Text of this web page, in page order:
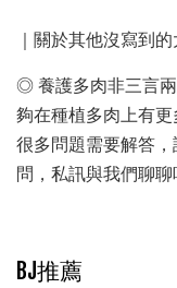
｜關於其他沒寫到的
◎ 養護多肉非三言
夠在種植多肉上有
很多問題需要解答
問，私訊與我們聊聊
BJ推薦